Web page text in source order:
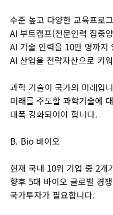
수준 높고 다양한 교육프로
AI 부트캠프(전문인력 집중
AI 기술 인력을 10만 명까지
AI 산업을 전략자산으로 키
과학 기술이 국가의 미래입
미래를 주도할 과학기술에
대폭 강화되어야 합니다.
B. Bio 바이오
현재 국내 10위 기업 중 2개
향후 5대 바이오 글로벌 경
국가투자가 필요합니다.